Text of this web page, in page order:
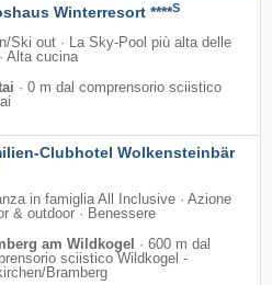
Winterresort ****S
Ski out · La Sky-Pool più alta delle
Alta cucina
· 0 m dal comprensorio sciistico
Clubhotel Wolkensteinbär
in famiglia All Inclusive · Azione
& outdoor · Benessere
am Wildkogel
· 600 m dal
sciistico Wildkogel -
​Bramberg